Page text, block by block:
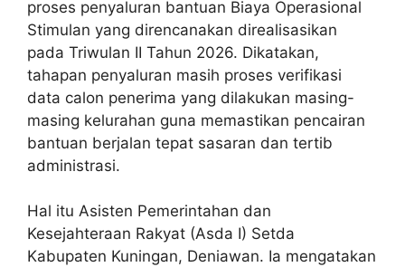
proses penyaluran bantuan Biaya Operasional
Stimulan yang direncanakan direalisasikan
pada Triwulan II Tahun 2026. Dikatakan,
tahapan penyaluran masih proses verifikasi
data calon penerima yang dilakukan masing-
masing kelurahan guna memastikan pencairan
bantuan berjalan tepat sasaran dan tertib
administrasi.
Hal itu Asisten Pemerintahan dan
Kesejahteraan Rakyat (Asda I) Setda
Kabupaten Kuningan, Deniawan. Ia mengatakan